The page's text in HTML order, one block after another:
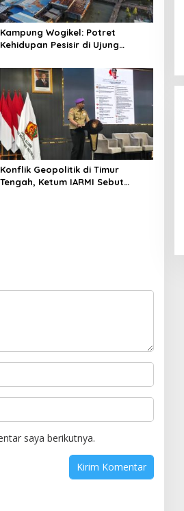
Kampung Wogikel: Potret
Kehidupan Pesisir di Ujung
Tengah Keterbatasan
Konflik Geopolitik di Timur
Tengah, Ketum IARMI Sebut
saya berikutnya.